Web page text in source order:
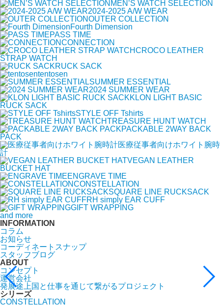
MEN’S WATCH SELECTION
2024-2025 A/W WEAR
OUTER COLLECTION
Fourth Dimension
PASS TIME
CONNECTION
CROCO LEATHER
STRAP WATCH
RUCK SACK
tentosen
SUMMER ESSENTIAL
2024 SUMMER WEAR
KLON LIGHT BASIC
RUCK SACK
STYLE OFF Tshirts
TREASURE HUNT WATCH
PACKABLE 2WAY BACK
PACK
医療従事者向けホワイト腕時
計
VEGAN LEATHER
BUCKET HAT
ENGRAVE TIME
CONSTELLATION
SQUARE LINE RUCKSACK
RH simply EAR CUFF
GIFT WRAPPING
and more
INFORMATION
コラム
お知らせ
コーディネートスナップ
スタッフブログ
ABOUT
コンセプト
運営会社
発展途上国と仕事を通じて繋がるプロジェクト
シリーズ
CONSTELLATION